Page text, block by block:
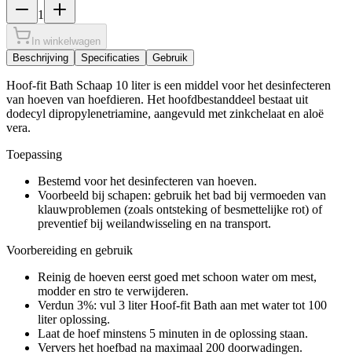
1
In winkelwagen
Beschrijving
Specificaties Gebruik
Hoof-fit Bath Schaap 10 liter is een middel voor het desinfecteren
van hoeven van hoefdieren. Het hoofdbestanddeel bestaat uit
dodecyl dipropylenetriamine, aangevuld met zinkchelaat en aloë
vera.
Toepassing
Bestemd voor het desinfecteren van hoeven.
Voorbeeld bij schapen: gebruik het bad bij vermoeden van
klauwproblemen (zoals ontsteking of besmettelijke rot) of
preventief bij weilandwisseling en na transport.
Voorbereiding en gebruik
Reinig de hoeven eerst goed met schoon water om mest,
modder en stro te verwijderen.
Verdun 3%: vul 3 liter Hoof-fit Bath aan met water tot 100
liter oplossing.
Laat de hoef minstens 5 minuten in de oplossing staan.
Ververs het hoefbad na maximaal 200 doorwadingen.